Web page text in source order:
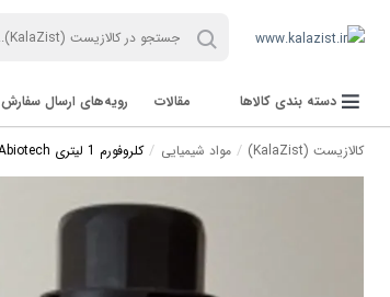
دسته بندی کالاها مقالات رویه‌های ارسال سفارش
کالازیست (KalaZist) مواد شیمیایی کلروفورم 1 لیتری DNAbiotech